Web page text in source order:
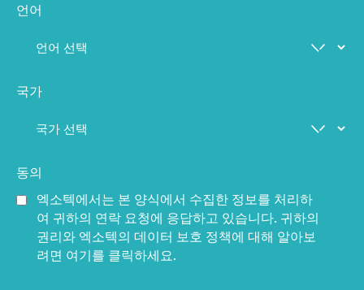
언어
국가
동의
엑소텍에서는 본 양식에서 수집한 정보를 처리하
여 귀하의 연락 요청에 응답하고 있습니다. 귀하의
권리와 엑소텍의 데이터 보호 정책에 대해 알아보
려면 여기를 클릭하세요.